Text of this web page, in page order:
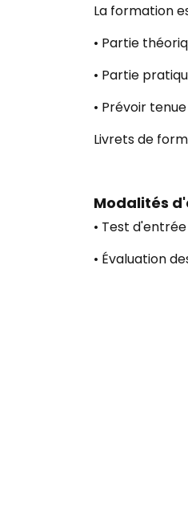
La formation
• Partie
• Partie
• Prévoir
Livrets de
Modalités
• Test
• Évaluation